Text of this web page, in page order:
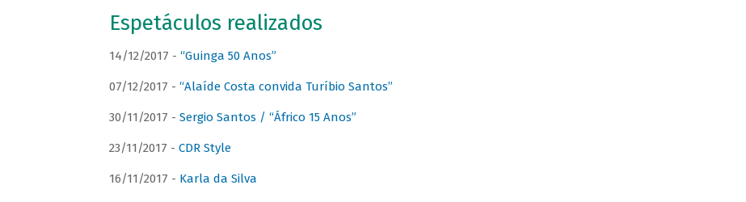
Espetáculos realizados
14/12/2017 - “Guinga 50 Anos”
07/12/2017 - “Alaíde Costa convida Turíbio Santos”
30/11/2017 - Sergio Santos / “Áfrico 15 Anos”
23/11/2017 - CDR Style
16/11/2017 - Karla da Silva